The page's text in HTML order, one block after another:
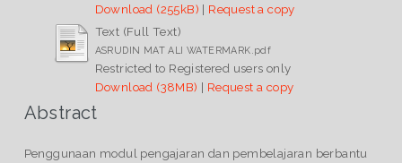
Download (255kB) | Request a copy
Text (Full Text)
ASRUDIN MAT ALI WATERMARK.pdf
Restricted to Registered users only
Download (38MB) | Request a copy
Abstract
Penggunaan modul pengajaran dan pembelajaran berbantu